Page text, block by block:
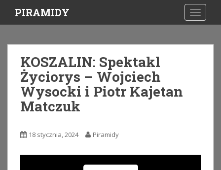
i
PIRAMIDY
KOSZALIN: Spektakl
Życiorys – Wojciech
Wysocki i Piotr Kajetan
Matczuk
18 stycznia, 2024 Piramidy